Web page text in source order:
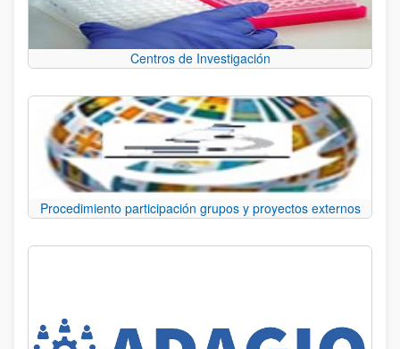
Centros de Investigación
Procedimiento participación grupos y proyectos externos